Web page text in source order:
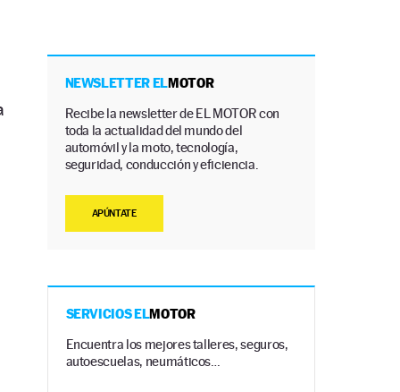
NEWSLETTER ELMOTOR
Recibe la newsletter de EL MOTOR con
toda la actualidad del mundo del
automóvil y la moto, tecnología,
seguridad, conducción y eficiencia.
APÚNTATE
SERVICIOS ELMOTOR
Encuentra los mejores talleres, seguros,
autoescuelas, neumáticos…